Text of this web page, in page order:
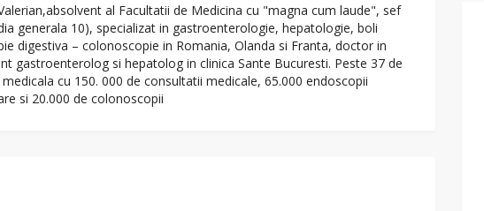
al Facultatii de Medicina cu "magna cum laude", sef
generala 10), specializat in gastroenterologie, hepatologie, boli
digestiva – colonoscopie in Romania, Olanda si Franta, doctor in
gastroenterolog si hepatolog in clinica Sante Bucuresti. Peste 37 de
cu 150. 000 de consultatii medicale, 65.000 endoscopii
si 20.000 de colonoscopii